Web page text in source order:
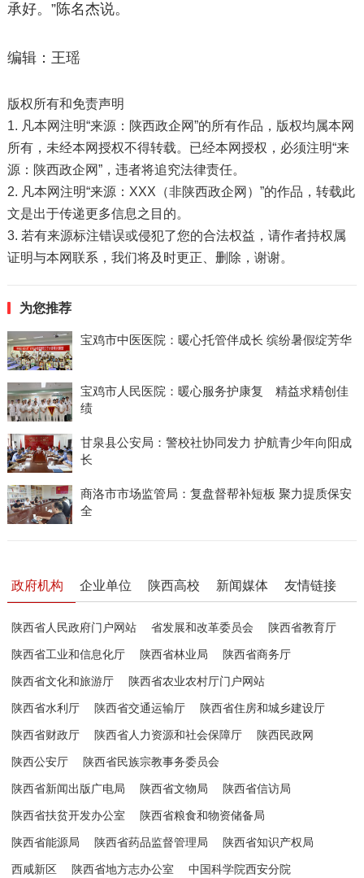
承好。”陈名杰说。
编辑：王瑶
版权所有和免责声明
1. 凡本网注明“来源：陕西政企网”的所有作品，版权均属本网
所有，未经本网授权不得转载。已经本网授权，必须注明“来
源：陕西政企网”，违者将追究法律责任。
2. 凡本网注明“来源：XXX（非陕西政企网）”的作品，转载此
文是出于传递更多信息之目的。
3. 若有来源标注错误或侵犯了您的合法权益，请作者持权属
证明与本网联系，我们将及时更正、删除，谢谢。
为您推荐
宝鸡市中医医院：暖心托管伴成长 缤纷暑假绽芳华
宝鸡市人民医院：暖心服务护康复 精益求精创佳
绩
甘泉县公安局：警校社协同发力 护航青少年向阳成
长
商洛市市场监管局：复盘督帮补短板 聚力提质保安
全
政府机构 企业单位 陕西高校 新闻媒体 友情链接
陕西省人民政府门户网站 省发展和改革委员会 陕西省教育厅
陕西省工业和信息化厅 陕西省林业局 陕西省商务厅
陕西省文化和旅游厅 陕西省农业农村厅门户网站
陕西省水利厅 陕西省交通运输厅 陕西省住房和城乡建设厅
陕西省财政厅 陕西省人力资源和社会保障厅 陕西民政网
陕西公安厅 陕西省民族宗教事务委员会
陕西省新闻出版广电局 陕西省文物局 陕西省信访局
陕西省扶贫开发办公室 陕西省粮食和物资储备局
陕西省能源局 陕西省药品监督管理局 陕西省知识产权局
西咸新区 陕西省地方志办公室 中国科学院西安分院